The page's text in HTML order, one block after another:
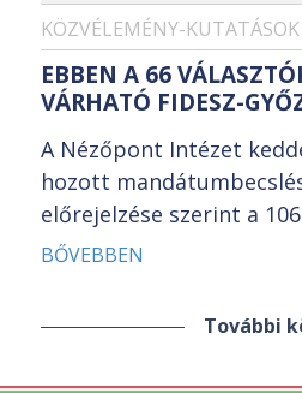
KÖZVÉLEMÉNY-KUTATÁSOK
EBBEN A 66
VÁRHATÓ FIDESZ-
A Nézőpont Intézet
hozott
előrejelzése szerint a
BŐVEBBEN
További